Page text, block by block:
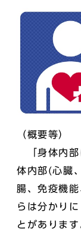
（概要等）
「身体内部
体内部(心臓
腸、免疫機
らは分かり
とがあります